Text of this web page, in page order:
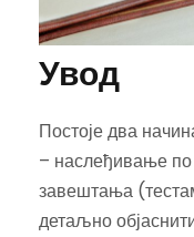
Увод
Постоје два
– наслеђивање по
завештања
детаљно